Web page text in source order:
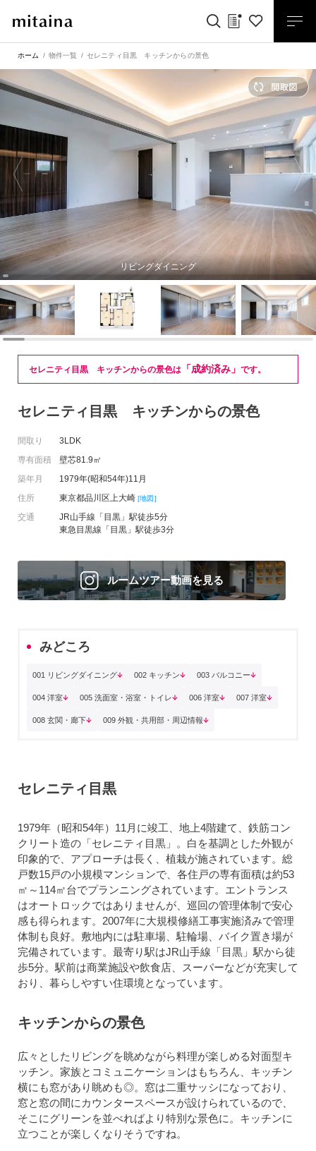
ホーム 物件一覧 セレニティ目黒 キッチンからの景色
リビングダイニング
セレニティ目黒 キッチンからの景色は 「成約済み」 です。
セレニティ目黒 キッチンからの景色
間取り
3LDK
専有面積
壁芯81.9㎡
築年月
1979年(昭和54年)11月
住所
東京都品川区上大崎 [地図]
交通
JR山手線「目黒」駅徒歩5分
東急目黒線「目黒」駅徒歩3分
ルームツアー動画を見る
みどころ
001 リビングダイニング 002 キッチン 003 バルコニー
004 洋室 005 洗面室・浴室・トイレ 006 洋室 007 洋室
008 玄関・廊下 009 外観・共用部・周辺情報
セレニティ目黒
1979年（昭和54年）11月に竣工、地上4階建て、鉄筋コン
クリート造の「セレニティ目黒」。白を基調とした外観が
印象的で、アプローチは長く、植栽が施されています。総
戸数15戸の小規模マンションで、各住戸の専有面積は約53
㎡～114㎡台でプランニングされています。エントランス
はオートロックではありませんが、巡回の管理体制で安心
感も得られます。2007年に大規模修繕工事実施済みで管理
体制も良好。敷地内には駐車場、駐輪場、バイク置き場が
完備されています。最寄り駅はJR山手線「目黒」駅から徒
歩5分。駅前は商業施設や飲食店、スーパーなどが充実して
おり、暮らしやすい住環境となっています。
キッチンからの景色
広々としたリビングを眺めながら料理が楽しめる対面型キ
ッチン。家族とコミュニケーションはもちろん、キッチン
横にも窓があり眺めも◎。窓は二重サッシになっており、
窓と窓の間にカウンタースペースが設けられているので、
そこにグリーンを並べればより特別な景色に。キッチンに
立つことが楽しくなりそうですね。